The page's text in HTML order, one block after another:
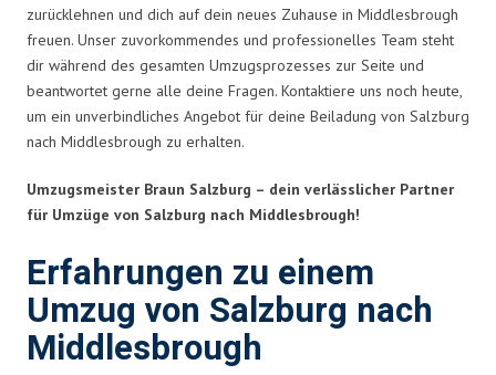
zurücklehnen und dich auf dein neues Zuhause in Middlesbrough
freuen. Unser zuvorkommendes und professionelles Team steht
dir während des gesamten Umzugsprozesses zur Seite und
beantwortet gerne alle deine Fragen. Kontaktiere uns noch heute,
um ein unverbindliches Angebot für deine Beiladung von Salzburg
nach Middlesbrough zu erhalten.
Umzugsmeister Braun Salzburg – dein verlässlicher Partner
für Umzüge von Salzburg nach Middlesbrough!
Erfahrungen zu einem
Umzug von Salzburg nach
Middlesbrough